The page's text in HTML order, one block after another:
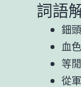
詞語
鈿
血
等
從